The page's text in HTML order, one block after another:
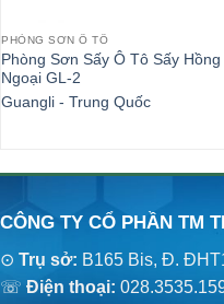
PHÒNG SƠN Ô TÔ
Phòng Sơn Sấy Ô Tô Sấy Hồng
Ngoại GL-2
Guangli - Trung Quốc
CÔNG TY CỔ PHẦN TM
⊙ Trụ sở: B165 Bis, Đ.
☏ Điện thoại: